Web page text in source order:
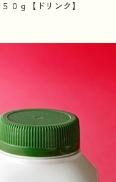
０ｇ【ドリンク】